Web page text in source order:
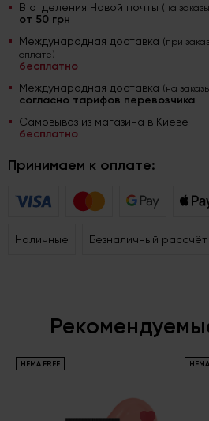
В отделения Новой почты (на
от 50 грн
Международная доставка (при
оплате)
бесплатно
Международная доставка (на
согласно тарифов перевозчика
Самовывоз из магазина в Киеве
бесплатно
Принимаем к оплате:
Наличные Безналичный рассчёт
HEMA FREE